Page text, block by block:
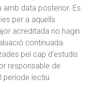
amb data posterior. Es
per a aquells
acreditada no hagin
continuada.
pel cap d'estudis
responsable de
període lectiu